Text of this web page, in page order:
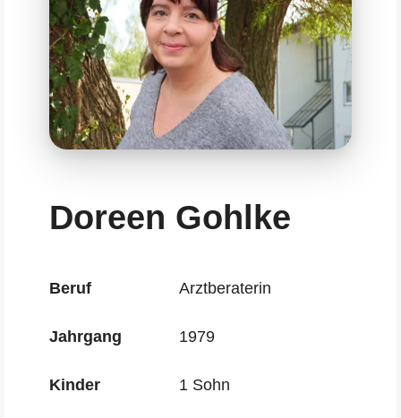
Doreen Gohlke
Beruf Arztberaterin
Jahrgang 1979
Kinder 1 Sohn